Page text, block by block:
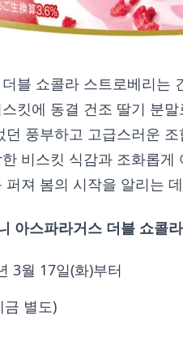
블 쇼콜라 스트로베리는
킷에 동결 건조 딸기 분
던 풍부하고 고급스러운
비스킷 식감과 조화롭게
퍼져 봄의 시작을 알리는
아스파라거스 더블 쇼콜
3월 17일(화)부터
금 별도)